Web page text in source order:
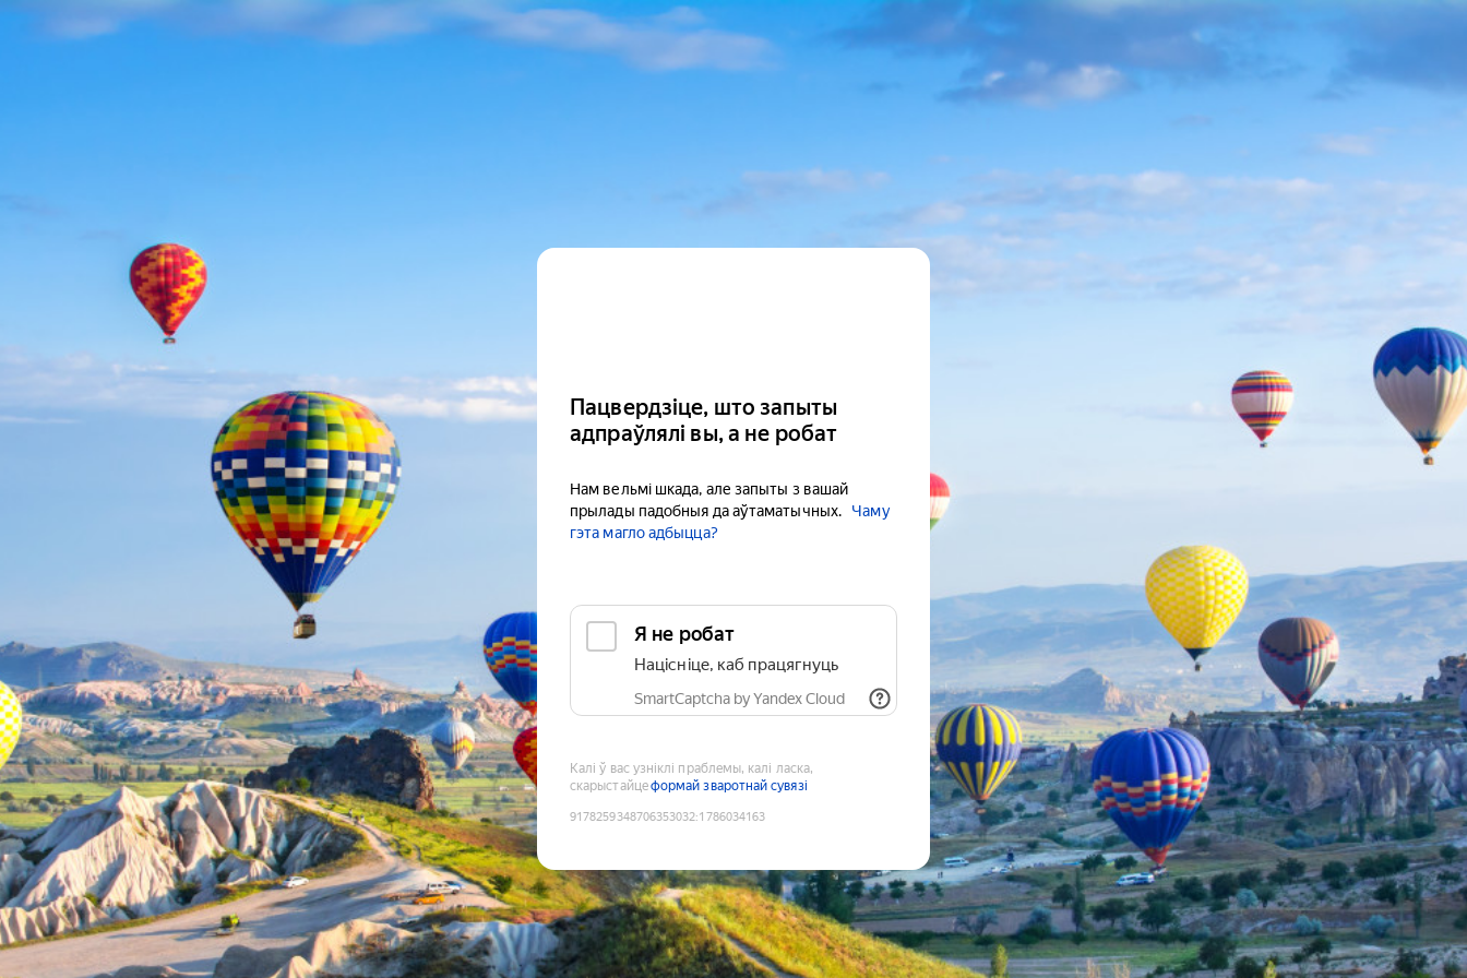
Пацвердзіце, што запыты
адпраўлялі вы, а не робат
Нам вельмі шкада, але запыты з вашай
прылады падобныя да аўтаматычных.
Чаму
гэта магло адбыцца?
Я не робат
Націсніце, каб працягнуць
SmartCaptcha by Yandex Cloud
Калі ў вас узніклі праблемы, калі ласка,
скарыстайцеформай зваротнай сувязі
9178259348706353032:1786034163